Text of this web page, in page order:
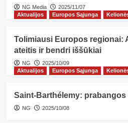
NG Media
2025/11/07
Aktualijos
Europos Sąjunga
Tolimiausi Europos regionai:
ateitis ir bendri iššūkiai
NG
2025/10/09
Aktualijos
Europos Sąjunga
Saint-Barthélemy:
NG 2025/10/08